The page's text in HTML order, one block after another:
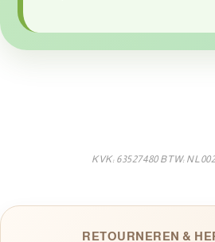
KVK: 63527480 BTW:
RETOURNEREN &